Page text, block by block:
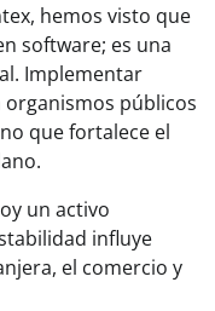
hemos visto que
software; es una
Implementar
públicos
que fortalece el
un activo
influye
el comercio y